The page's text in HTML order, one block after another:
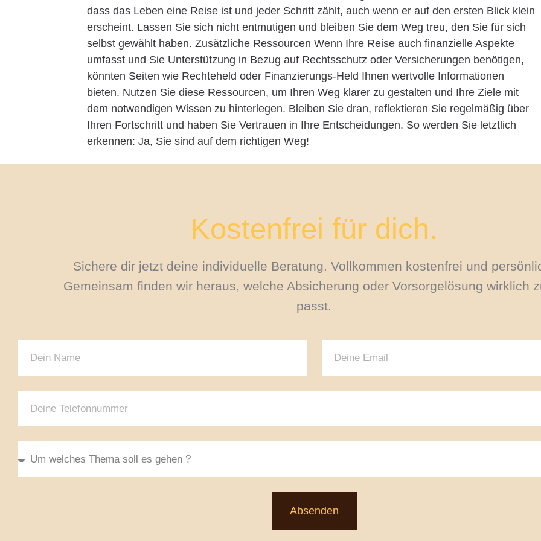
dass das Leben eine Reise ist und jeder Schritt zählt, auch wenn er auf den ersten Blick klein
erscheint. Lassen Sie sich nicht entmutigen und bleiben Sie dem Weg treu, den Sie für sich
selbst gewählt haben. Zusätzliche Ressourcen Wenn Ihre Reise auch finanzielle Aspekte
umfasst und Sie Unterstützung in Bezug auf Rechtsschutz oder Versicherungen benötigen,
könnten Seiten wie Rechteheld oder Finanzierungs-Held Ihnen wertvolle Informationen
bieten. Nutzen Sie diese Ressourcen, um Ihren Weg klarer zu gestalten und Ihre Ziele mit
dem notwendigen Wissen zu hinterlegen. Bleiben Sie dran, reflektieren Sie regelmäßig über
Ihren Fortschritt und haben Sie Vertrauen in Ihre Entscheidungen. So werden Sie letztlich
erkennen: Ja, Sie sind auf dem richtigen Weg!
Kostenfrei für dich.
Sichere dir jetzt deine individuelle Beratung. Vollkommen kostenfrei und
Gemeinsam finden wir heraus, welche Absicherung oder Vorsorgelösung wirklich
passt.
Absenden